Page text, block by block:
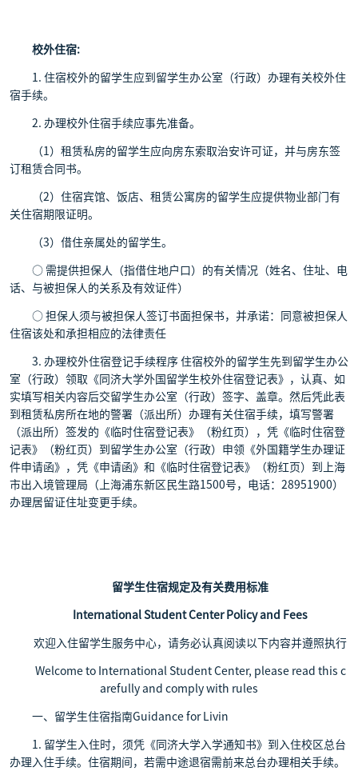
校外住宿:
1. 住宿校外的留学生应到留学生办公室（行政）办理有关校外住
宿手续。
2. 办理校外住宿手续应事先准备。
（1）租赁私房的留学生应向房东索取治安许可证，并与房东签
订租赁合同书。
（2）住宿宾馆、饭店、租赁公寓房的留学生应提供物业部门有
关住宿期限证明。
（3）借住亲属处的留学生。
○ 需提供担保人（指借住地户口）的有关情况（姓名、住址、电
话、与被担保人的关系及有效证件）
○ 担保人须与被担保人签订书面担保书，并承诺：同意被担保人
住宿该处和承担相应的法律责任
3. 办理校外住宿登记手续程序 住宿校外的留学生先到留学生办公
室（行政）领取《同济大学外国留学生校外住宿登记表》，认真、如
实填写相关内容后交留学生办公室（行政）签字、盖章。然后凭此表
到租赁私房所在地的警署（派出所）办理有关住宿手续，填写警署
（派出所）签发的《临时住宿登记表》（粉红页），凭《临时住宿登
记表》（粉红页）到留学生办公室（行政）申领《外国籍学生办理证
件申请函》，凭《申请函》和《临时住宿登记表》（粉红页）到上海
市出入境管理局（上海浦东新区民生路1500号，电话：28951900）
办理居留证住址变更手续。
留学生住宿规定及有关费用标准
International Student Center Policy and Fees
欢迎入住留学生服务中心，请务必认真阅读以下内容并遵照执行
Welcome to International Student Center, please read this c
arefully and comply with rules
一、留学生住宿指南Guidance for Livin
1. 留学生入住时，须凭《同济大学入学通知书》到入住校区总台
办理入住手续。住宿期间，若需中途退宿需前来总台办理相关手续。